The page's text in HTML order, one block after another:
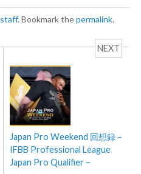
staff. Bookmark thepermalink.
NEXT
Japan Pro Weekend 回想録 –
IFBB Professional League
Japan Pro Qualifier –